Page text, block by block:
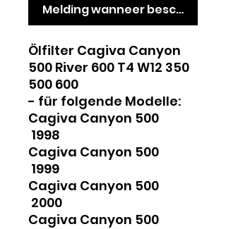
Melding wanneer beschikbaar
Ölfilter Cagiva Canyon
500 River 600 T4 W12 350
500 600
- für folgende Modelle:
Cagiva Canyon 500
1998
Cagiva Canyon 500
1999
Cagiva Canyon 500
2000
Cagiva Canyon 500